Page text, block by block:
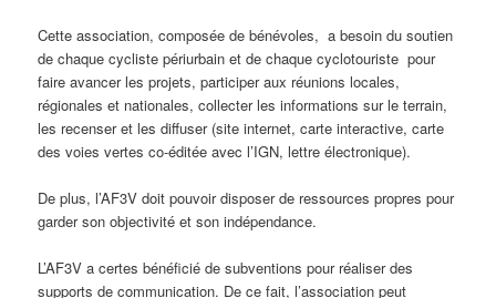
Cette association, composée de bénévoles, a besoin du soutien
de chaque cycliste périurbain et de chaque cyclotouriste pour
faire avancer les projets, participer aux réunions locales,
régionales et nationales, collecter les informations sur le terrain,
les recenser et les diffuser (site internet, carte interactive, carte
des voies vertes co-éditée avec l’IGN, lettre électronique).
De plus, l’AF3V doit pouvoir disposer de ressources propres pour
garder son objectivité et son indépendance.
L’AF3V a certes bénéficié de subventions pour réaliser des
supports de communication. De ce fait, l’association peut